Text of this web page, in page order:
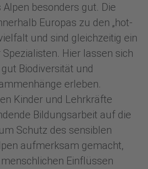
besonders gut. Die
Europas zu den „hot-
und sind gleichzeitig ein
Hier lassen sich
Biodiversität und
erleben.
Kinder und Lehrkräfte
Bildungsarbeit auf die
Schutz des sensiblen
aufmerksam gemacht,
Einflüssen